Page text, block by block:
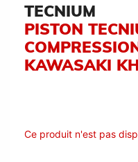
TECNIUM
PISTON
KAWASAKI
Ce produit n'est pas